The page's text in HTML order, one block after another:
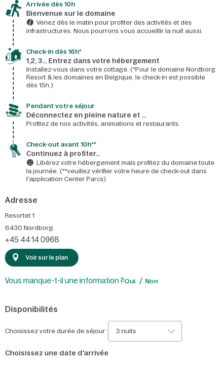
Arrivée dès 10h​
Bienvenue sur le domaine​
Venez dès le matin pour profiter des activités et des
infrastructures. Nous pourrons vous accueillir la nuit aussi.
Check-in dès 16h*​
1,2, 3… Entrez dans votre hébergement
Installez-vous dans votre cottage. (*Pour le domaine Nordborg
Resort & les domaines en Belgique, le check-in est possible
dès 15h.)
Pendant votre séjour
Déconnectez en pleine nature et …
Profitez de nos activités, animations et restaurants.
Check-out avant 10h**
Continuez à profiter…
Libérez votre hébergement mais profitez du domaine toute
la journée. (**veuillez vérifier votre heure de check-out dans
l'application Center Parcs)
Adresse
Resortet 1
6430 Nordborg
+45 44 14 0968
Voir sur le plan
Vous manque-t-il une information ?Oui Non
Disponibilités
Choisissez votre durée de séjour : 3 nuits
Choisissez une date d'arrivée